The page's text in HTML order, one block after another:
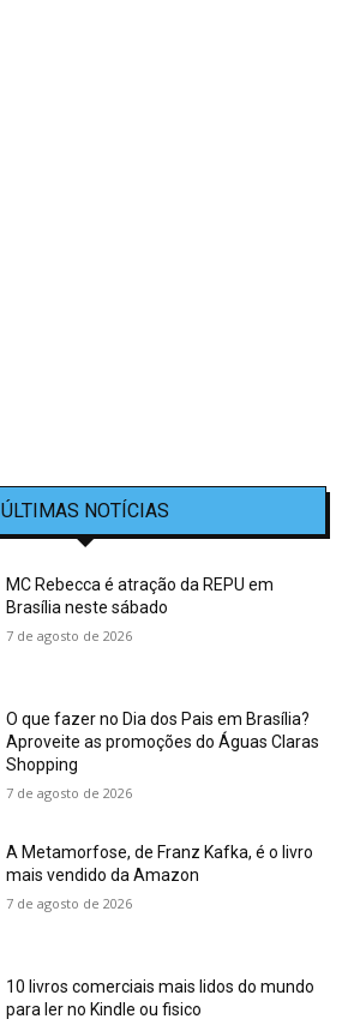
ÚLTIMAS NOTÍCIAS
MC Rebecca é atração da REPU em
Brasília neste sábado
7 de agosto de 2026
O que fazer no Dia dos Pais em Brasília?
Aproveite as promoções do Águas Claras
Shopping
7 de agosto de 2026
A Metamorfose, de Franz Kafka, é o livro
mais vendido da Amazon
7 de agosto de 2026
10 livros comerciais mais lidos do mundo
para ler no Kindle ou fisico